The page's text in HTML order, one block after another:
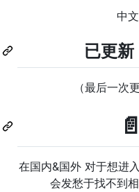
中
已更
（最后一次
在国内&国外 对于想进
会发愁于找不到